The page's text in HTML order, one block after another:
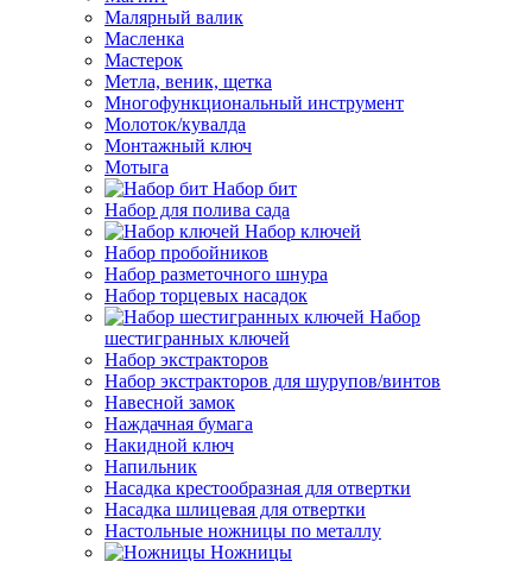
Малярный валик
Масленка
Мастерок
Метла, веник, щетка
Многофункциональный инструмент
Молоток/кувалда
Монтажный ключ
Мотыга
Набор бит
Набор для полива сада
Набор ключей
Набор пробойников
Набор разметочного шнура
Набор торцевых насадок
Набор
шестигранных ключей
Набор экстракторов
Набор экстракторов для шурупов/винтов
Навесной замок
Наждачная бумага
Накидной ключ
Напильник
Насадка крестообразная для отвертки
Насадка шлицевая для отвертки
Настольные ножницы по металлу
Ножницы